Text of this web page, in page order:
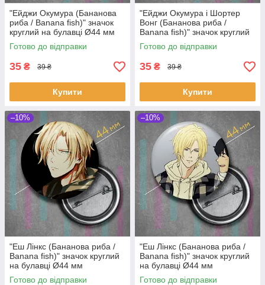
"Ейджи Окумура (Бананова
риба / Banana fish)" значок
круглий на булавці Ø44 мм
Готово до відправки
35 ₴ 39 ₴
Купити
"Ейджи Окумура і Шортер
Вонг (Бананова риба /
Banana fish)" значок круглий
на булавці Ø44 мм
Готово до відправки
35 ₴ 39 ₴
Купити
–10%
"Еш Лінкс (Бананова риба /
Banana fish)" значок круглий
на булавці Ø44 мм
Готово до відправки
–10%
"Еш Лінкс (Бананова риба /
Banana fish)" значок круглий
на булавці Ø44 мм
Готово до відправки